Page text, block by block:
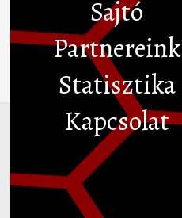
Sajtó
Partnereink
Statisztika
Kapcsolat